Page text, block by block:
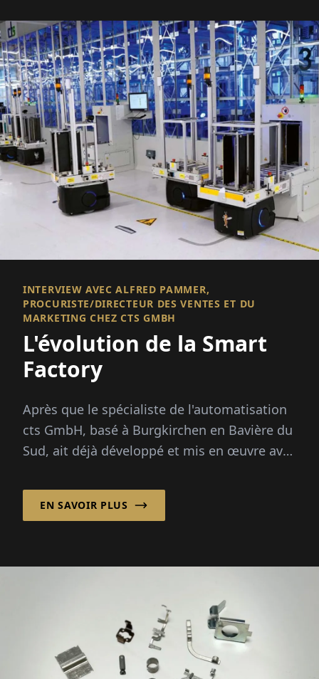
INTERVIEW AVEC ALFRED PAMMER,
PROCURISTE/DIRECTEUR DES VENTES ET DU
MARKETING CHEZ CTS GMBH
L'évolution de la Smart
Factory
Après que le spécialiste de l'automatisation
cts GmbH, basé à Burgkirchen en Bavière du
Sud, ait déjà développé et mis en œuvre avec
intelligentes pour les applications de
stockage...
EN SAVOIR PLUS